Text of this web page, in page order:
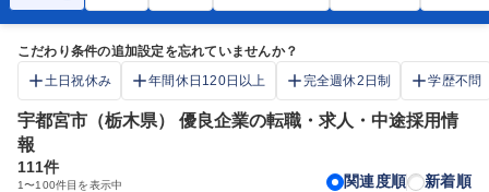
こだわり条件の追加設定を忘れていませんか？
土日祝休み
年間休日120日以上 完全週休2日制 学歴不問
宇都宮市（栃木県） 優良企業の転職・求人・中途採用情
報
111件
1〜100件目を表示中 関連度順 新着順